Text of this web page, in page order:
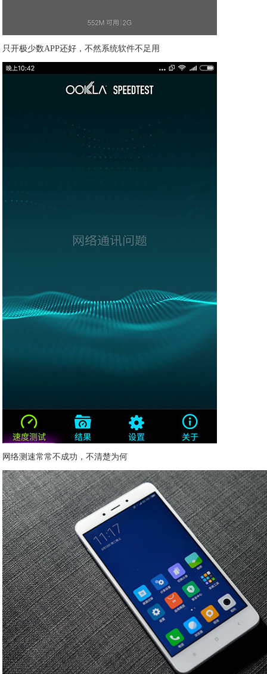
只开极少数APP还好，不然系统软件不足用
网络测速常常不成功，不清楚为何